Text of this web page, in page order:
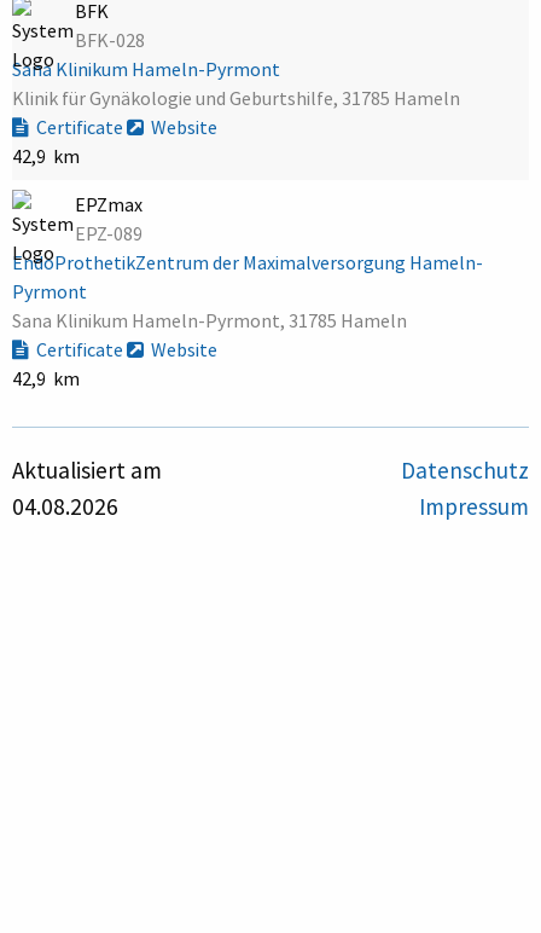
BFK
BFK-028
Sana Klinikum Hameln-Pyrmont
Klinik für Gynäkologie und Geburtshilfe, 31785 Hameln
Certificate
Website
42,9 km
EPZmax
EPZ-089
EndoProthetikZentrum der Maximalversorgung Hameln-
Pyrmont
Sana Klinikum Hameln-Pyrmont, 31785 Hameln
Certificate
Website
42,9 km
Aktualisiert am
04.08.2026
Datenschutz
Impressum